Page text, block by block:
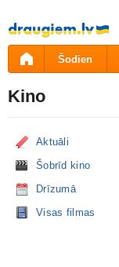
Pāriet
uz
saturu
Šodien
Kino
Aktuāli
Šobrīd kino
Drīzumā
Visas filmas